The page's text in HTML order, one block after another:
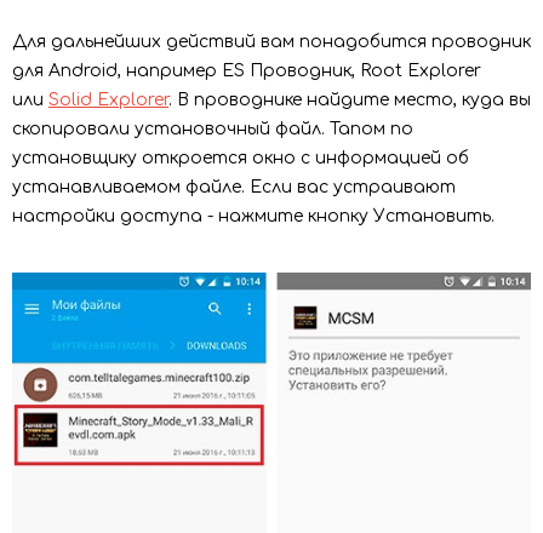
Для дальнейших действий вам понадобится проводник
для Android, например ES Проводник, Root Explorer
или Solid Explorer. В проводнике найдите место, куда вы
скопировали установочный файл. Тапом по
установщику откроется окно с информацией об
устанавливаемом файле. Если вас устраивают
настройки доступа - нажмите кнопку Установить.